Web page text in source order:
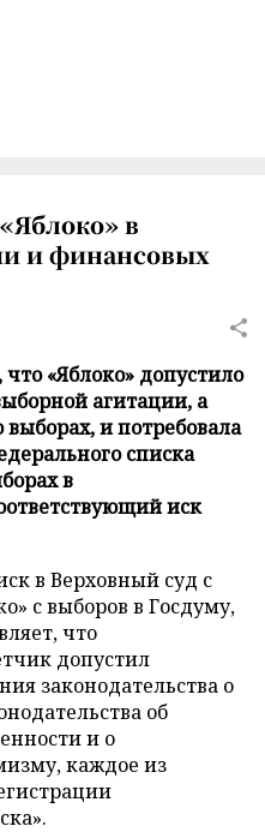
в
и финансовых
«Яблоко» допустило
агитации, а
выборах, и потребовала
списка
в
иск
в Верховный суд с
с выборов в Госдуму,
что
допустил
законодательства о
об
и о
каждое из